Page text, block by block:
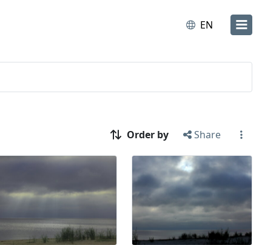
EN
Order by Share